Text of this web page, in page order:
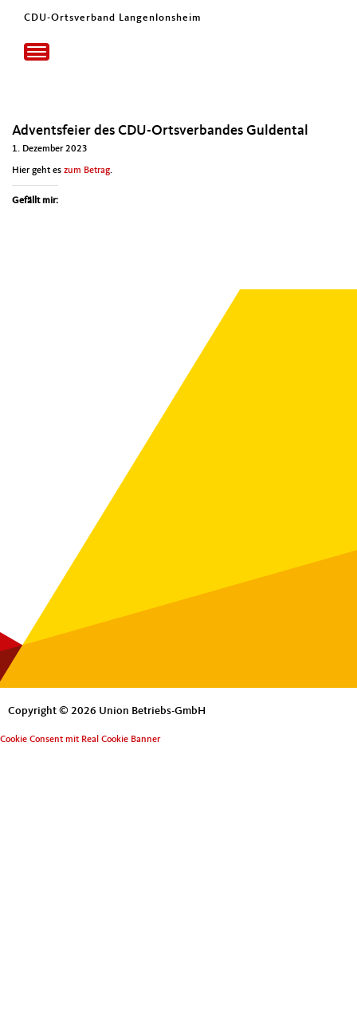
CDU-Ortsverband Langenlonsheim
Toggle
navigation
Adventsfeier des CDU-Ortsverbandes Guldental
1. Dezember 2023
Hier geht es zum Betrag.
Gefällt mir:
Copyright © 2026 Union Betriebs-GmbH
Cookie Consent mit Real Cookie Banner